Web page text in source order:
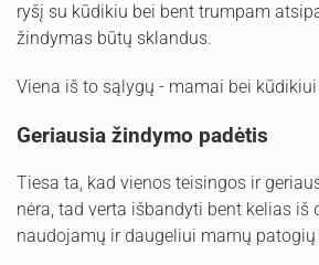
ryšį su kūdikiu bei bent trumpam
žindymas būtų sklandus.
Viena iš to sąlygų - mamai bei
Geriausia žindymo padėtis
Tiesa ta, kad vienos teisingos ir
nėra, tad verta išbandyti bent kelias iš
naudojamų ir daugeliui mamų